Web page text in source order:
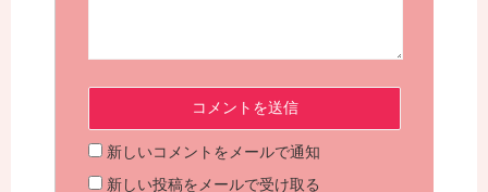
新しいコメントをメールで通知
新しい投稿をメールで受け取る